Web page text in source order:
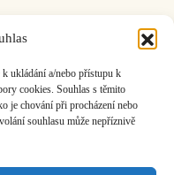
ukládání a/nebo přístupu k
cookies. Souhlas s těmito
je chování při procházení nebo
souhlasu může nepříznivě
informační středisko
info@hisvoice.cz
Atelier Dokument